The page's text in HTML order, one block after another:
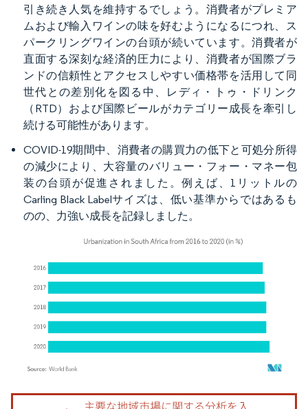
引き続き人気を維持するでしょう。消費者がプレミア
ムおよび輸入ワインの味を好むようになるにつれ、ス
パークリングワインの台頭が続いています。消費者が
直面する深刻な経済的圧力により、消費者が国際ブラ
ンドの信頼性とアクセスしやすい価格帯を活用して同
世代との差別化を図る中、レディ・トゥ・ドリンク
（RTD）および国際ビールがカテゴリー成長を牽引し
続ける可能性があります。
COVID-19期間中、消費者の購買力の低下と可処分所得
の減少により、大容量のバリュー・フォー・マネー包
装の台頭が促進されました。例えば、1リットルの
Carling Black Labelサイズは、低い基準からではあるも
のの、力強い成長を記録しました。
画像 © Mordor Intelligence。再利用にはCC BY 4.0の表示が必要です。